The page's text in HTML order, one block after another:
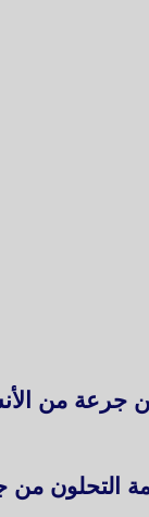
التحلون مرتفعة (أكثر من 2غ/ل) وبعد حقن
التحلون من